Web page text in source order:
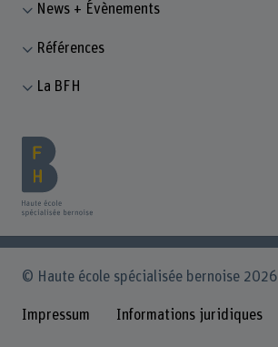
News + Évènements
Références
La BFH
© Haute école spécialisée bernoise 2026
Impressum Informations juridiques